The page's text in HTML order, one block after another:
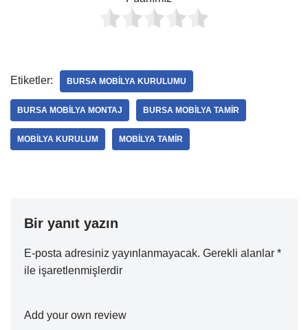
Etiketler: BURSA MOBILYA KURULUMU
BURSA MOBILYA MONTAJ BURSA MOBILYA TAMIR
MOBILYA KURULUM MOBILYA TAMIR
Bir yanıt yazın
E-posta adresiniz yayınlanmayacak. Gerekli alanlar *
ile işaretlenmişlerdir
Add your own review